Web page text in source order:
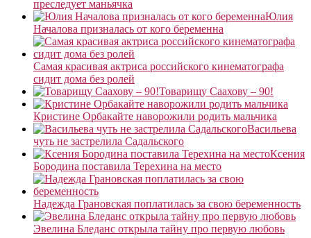
преследует маньячка
Юлия
Началова призналась от кого беременна
Самая красивая актриса российского кинематографа
сидит дома без ролей
Товарищу Саахову – 90!
Кристине Орбакайте наворожили родить мальчика
Васильева
чуть не застрелила Садальского
Ксения
Бородина поставила Терехина на место
Надежда Грановская поплатилась за свою беременность
Эвелина Бледанс открыла тайну про первую любовь